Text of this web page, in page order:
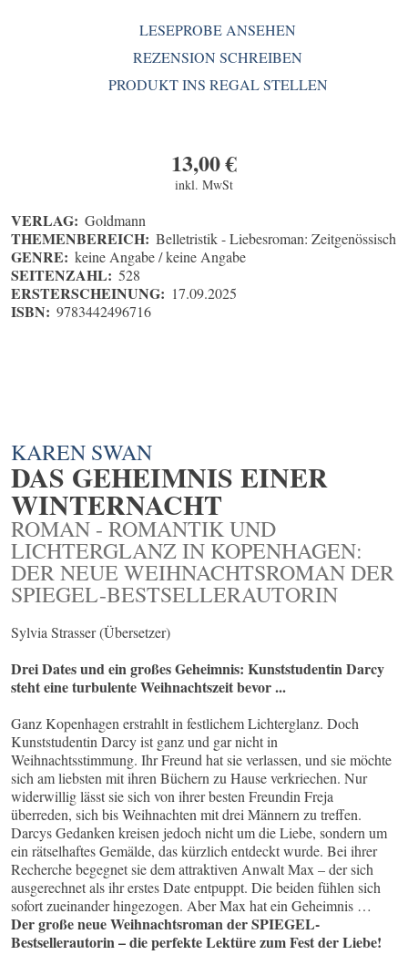
LESEPROBE ANSEHEN
REZENSION SCHREIBEN
PRODUKT INS REGAL STELLEN
13,00€
inkl. MwSt
VERLAG: Goldmann
THEMENBEREICH: Belletristik - Liebesroman: Zeitgenössisch
GENRE: keine Angabe / keine Angabe
SEITENZAHL: 528
ERSTERSCHEINUNG: 17.09.2025
ISBN: 9783442496716
KAREN SWAN
DAS GEHEIMNIS EINER
WINTERNACHT
ROMAN - ROMANTIK UND
LICHTERGLANZ IN KOPENHAGEN:
DER NEUE WEIHNACHTSROMAN DER
SPIEGEL-BESTSELLERAUTORIN
Sylvia Strasser (Übersetzer)
Drei Dates und ein großes Geheimnis: Kunststudentin Darcy
steht eine turbulente Weihnachtszeit bevor ...
Ganz Kopenhagen erstrahlt in festlichem Lichterglanz. Doch
Kunststudentin Darcy ist ganz und gar nicht in
Weihnachtsstimmung. Ihr Freund hat sie verlassen, und sie möchte
sich am liebsten mit ihren Büchern zu Hause verkriechen. Nur
widerwillig lässt sie sich von ihrer besten Freundin Freja
überreden, sich bis Weihnachten mit drei Männern zu treffen.
Darcys Gedanken kreisen jedoch nicht um die Liebe, sondern um
ein rätselhaftes Gemälde, das kürzlich entdeckt wurde. Bei ihrer
Recherche begegnet sie dem attraktiven Anwalt Max – der sich
ausgerechnet als ihr erstes Date entpuppt. Die beiden fühlen sich
sofort zueinander hingezogen. Aber Max hat ein Geheimnis …
Der große neue Weihnachtsroman der SPIEGEL-
Bestsellerautorin – die perfekte Lektüre zum Fest der Liebe!